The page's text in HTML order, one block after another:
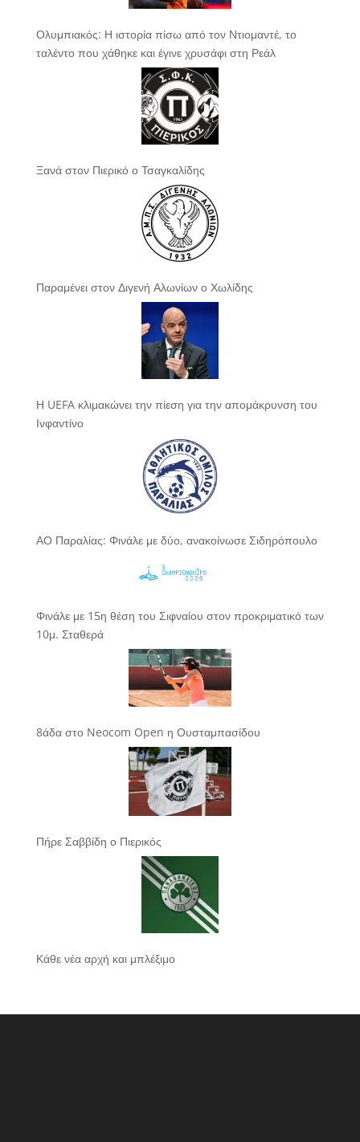
Ολυμπιακός: Η ιστορία πίσω από τον Ντιομαντέ, το
ταλέντο που χάθηκε και έγινε χρυσάφι στη Ρεάλ
Ξανά στον Πιερικό ο Τσαγκαλίδης
Παραμένει στον Διγενή Αλωνίων ο Χωλίδης
Η UEFA κλιμακώνει την πίεση για την απομάκρυνση του
Ινφαντίνο
ΑΟ Παραλίας: Φινάλε με δύο, ανακοίνωσε Σιδηρόπουλο
Φινάλε με 15η θέση του Σιφναίου στον προκριματικό των
10μ. Σταθερά
8άδα στο Neocom Open η Ουσταμπασίδου
Πήρε Σαββίδη ο Πιερικός
Κάθε νέα αρχή και μπλέξιμο